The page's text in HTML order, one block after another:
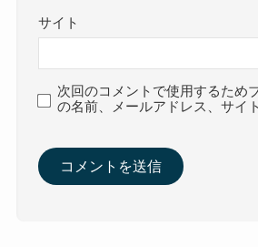
サイト
次回のコメントで使用するため
の名前、メールアドレス、サイ